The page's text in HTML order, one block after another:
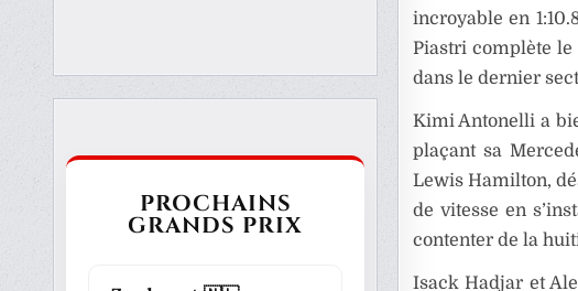
incroyable en
Piastri complète
dans le dernier
Kimi Antonelli a
plaçant sa
Lewis Hamilton,
de vitesse en
contenter de la
Isack Hadjar et
PROCHAINS
GRANDS PRIX